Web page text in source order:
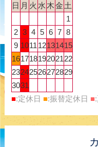
日 月 火 水 木金 土
1
2 3 4 5 6 7 8
9 1011 12131415
16171819202122
23242526272829
3031
■:定休日 ■:振替定休日 ■